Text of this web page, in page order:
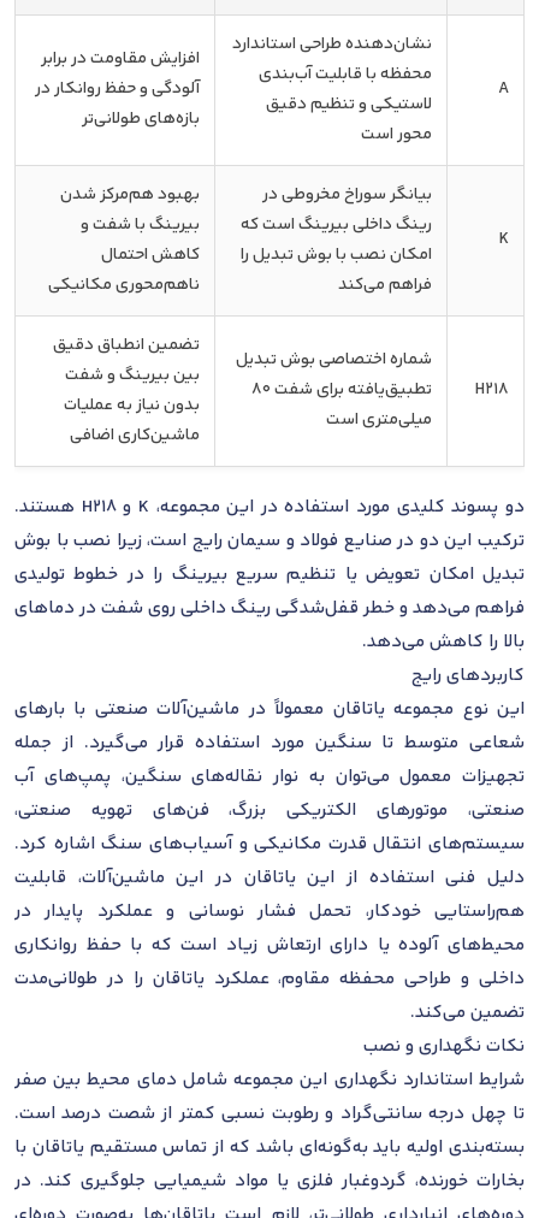
A
نشان‌دهنده طراحی استاندارد
محفظه با قابلیت آب‌بندی
لاستیکی و تنظیم دقیق
محور است
افزایش مقاومت در برابر
آلودگی و حفظ روانکار در
بازه‌های طولانی‌تر
K
بیانگر سوراخ مخروطی در
رینگ داخلی بیرینگ است که
امکان نصب با بوش تبدیل را
فراهم می‌کند
بهبود هم‌مرکز شدن
بیرینگ با شفت و
کاهش احتمال
ناهم‌محوری مکانیکی
H218
شماره اختصاصی بوش تبدیل
تطبیق‌یافته برای شفت 80
میلی‌متری است
تضمین انطباق دقیق
بین بیرینگ و شفت
بدون نیاز به عملیات
ماشین‌کاری اضافی
دو پسوند کلیدی مورد استفاده در این مجموعه، K و H218 هستند.
ترکیب این دو در صنایع فولاد و سیمان رایج است، زیرا نصب با بوش
تبدیل امکان تعویض یا تنظیم سریع بیرینگ را در خطوط تولیدی
فراهم می‌دهد و خطر قفل‌شدگی رینگ داخلی روی شفت در دماهای
بالا را کاهش می‌دهد.
کاربردهای رایج
این نوع مجموعه یاتاقان معمولاً در ماشین‌آلات صنعتی با بارهای
شعاعی متوسط تا سنگین مورد استفاده قرار می‌گیرد. از جمله
تجهیزات معمول می‌توان به نوار نقاله‌های سنگین، پمپ‌های آب
صنعتی، موتورهای الکتریکی بزرگ، فن‌های تهویه صنعتی،
سیستم‌های انتقال قدرت مکانیکی و آسیاب‌های سنگ اشاره کرد.
دلیل فنی استفاده از این یاتاقان در این ماشین‌آلات، قابلیت
هم‌راستایی خودکار، تحمل فشار نوسانی و عملکرد پایدار در
محیط‌های آلوده یا دارای ارتعاش زیاد است که با حفظ روانکاری
داخلی و طراحی محفظه مقاوم، عملکرد یاتاقان را در طولانی‌مدت
تضمین می‌کند.
نکات نگهداری و نصب
شرایط استاندارد نگهداری این مجموعه شامل دمای محیط بین صفر
تا چهل درجه سانتی‌گراد و رطوبت نسبی کمتر از شصت درصد است.
بسته‌بندی اولیه باید به‌گونه‌ای باشد که از تماس مستقیم یاتاقان با
بخارات خورنده، گردوغبار فلزی یا مواد شیمیایی جلوگیری کند. در